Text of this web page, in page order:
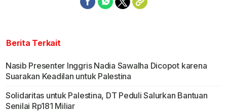
Berita Terkait
Nasib Presenter Inggris Nadia Sawalha Dicopot karena
Suarakan Keadilan untuk Palestina
Solidaritas untuk Palestina, DT Peduli Salurkan Bantuan
Senilai Rp181 Miliar